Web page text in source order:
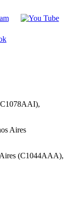
Aires
(C1044AAA),